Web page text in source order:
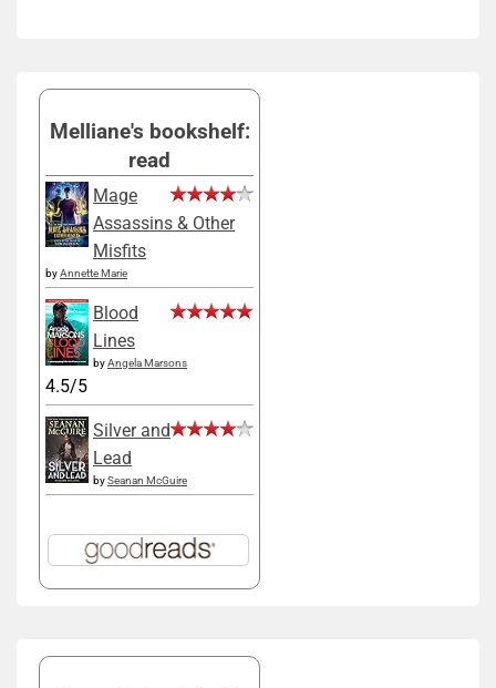
Melliane's bookshelf:
read
Mage
Assassins & Other
Misfits
byAnnette Marie
Blood
Lines
byAngela Marsons
4.5/5
Silver and
Lead
bySeanan McGuire